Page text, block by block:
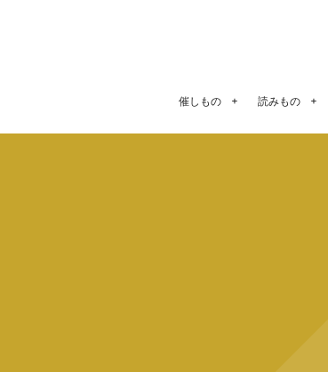
催しもの 読みもの